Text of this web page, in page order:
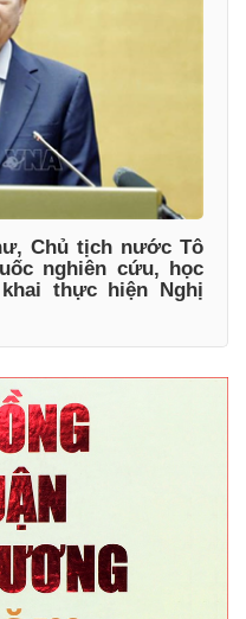
Chủ tịch nước Tô
nghiên cứu, học
thực hiện Nghị